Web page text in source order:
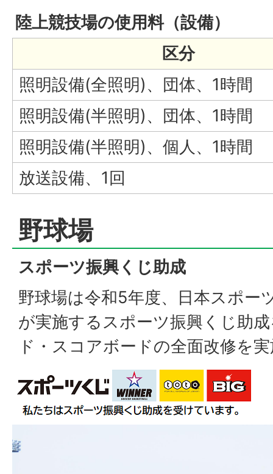
陸上競技場の使用料（設備）
区分
照明設備(全照明)、団体、1時間
照明設備(半照明)、団体、1時間
照明設備(半照明)、個人、1時間
放送設備、1回
野球場
スポーツ振興くじ助成
野球場は令和5年度、日本スポー
が実施するスポーツ振興くじ助
ド・スコアボードの全面改修を